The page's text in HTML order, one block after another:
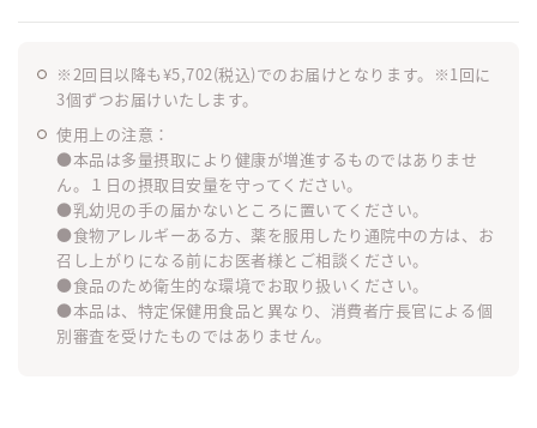
※2回目以降も¥5,702(税込)でのお届けとなります。※1回に
3個ずつお届けいたします。
使用上の注意：
●本品は多量摂取により健康が増進するものではありませ
ん。１日の摂取目安量を守ってください。
●乳幼児の手の届かないところに置いてください。
●食物アレルギーある方、薬を服用したり通院中の方は、お
召し上がりになる前にお医者様とご相談ください。
●食品のため衛生的な環境でお取り扱いください。
●本品は、特定保健用食品と異なり、消費者庁長官による個
別審査を受けたものではありません。